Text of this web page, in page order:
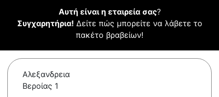
Αυτή είναι η εταιρεία σας?
Συγχαρητήρια! Δείτε πώς μπορείτε να λάβετε το
πακέτο βραβείων!
Αλεξανδρεια
Βεροίας 1